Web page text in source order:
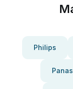
Philips